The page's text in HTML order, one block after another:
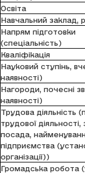
Освіта
Навчальний заклад,
Напрям підготовки
(спеціальність)
Кваліфікація
Науковий ступінь,
наявності)
Нагороди, почесні
наявності)
Трудова діяльність
трудової
посада,
підприємства
організації))
Громадська робота